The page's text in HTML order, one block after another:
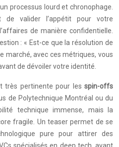
processus lourd et chronophage.
de valider l’appétit pour votre
de manière confidentielle.
: « Est-ce que la résolution de
marché, avec ces métriques, vous
de dévoiler votre identité.
très pertinente pour les spin-offs
de Polytechnique Montréal ou du
technique immense, mais la
fragile. Un teaser permet de se
pure pour attirer des